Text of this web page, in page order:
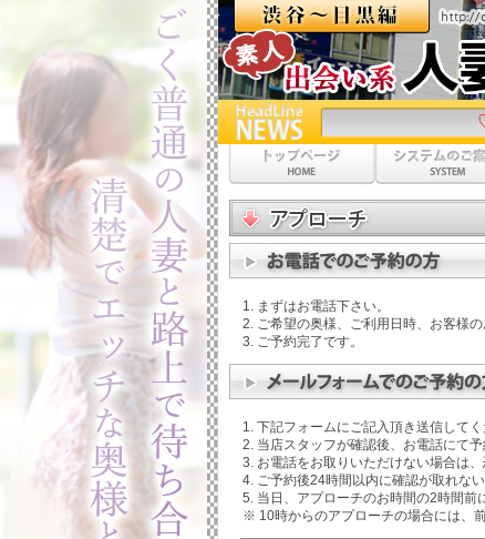
♡夏の特
まずはお電話下さい。
ご希望の奥様、ご利用日時、お客様
ご予約完了です。
下記フォームにご記入頂き送信してく
当店スタッフが確認後、お電話にて
お電話をお取りいただけない場合は
ご予約後24時間以内に確認が取れな
当日、アプローチのお時間の2時間前
※ 10時からのアプローチの場合には、